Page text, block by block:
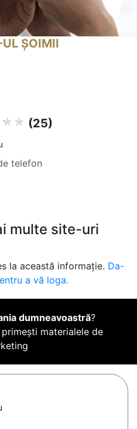
ȘOIMII
(25)
telefon
multe site-uri
la această informație. Da-
a vă loga.
dumneavoastră?
materialele de